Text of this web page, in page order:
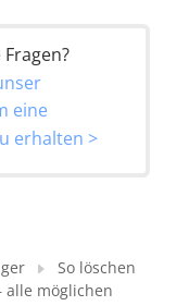
eine
erhalten >
So löschen
alle möglichen